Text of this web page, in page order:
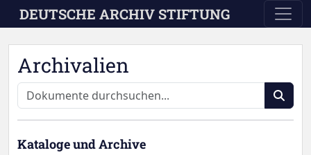
Skip to main content
DEUTSCHE ARCHIV STIFTUNG
Archivalien
Kataloge und Archive